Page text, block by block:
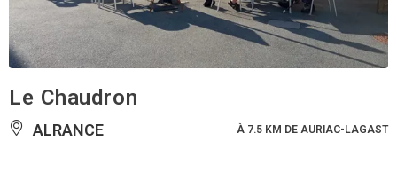
Le Chaudron
ALRANCE À 7.5 KM DE AURIAC-LAGAST